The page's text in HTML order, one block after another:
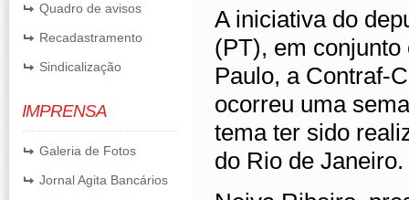
Quadro de avisos
Recadastramento
Sindicalização
IMPRENSA
Galeria de Fotos
Jornal Agita Bancários
A iniciativa do
(PT), em
Paulo, a Contraf-
ocorreu uma
tema ter sido
do Rio de Janeiro.